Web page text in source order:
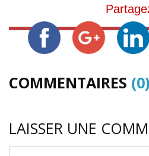
COMMENTAIRES (0)
LAISSER UNE